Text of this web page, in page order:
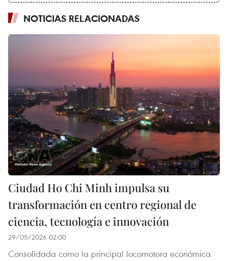
NOTICIAS RELACIONADAS
Ciudad Ho Chi Minh impulsa su
transformación en centro regional de
ciencia, tecnología e innovación
29/05/2026 02:00
Consolidada como la principal locomotora económica